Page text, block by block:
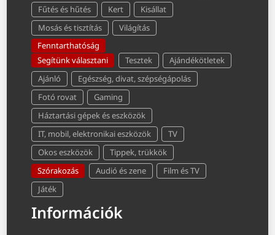
Fűtés és hűtés
Kert
Kisállat
Mosás és tisztítás
Világítás
Fenntarthatóság
Segítünk választani
Tesztek
Ajándékötletek
Ajánló
Egészség, divat, szépségápolás
Fotó rovat
Gaming
Háztartási gépek és eszközök
IT, mobil, elektronikai eszközök
TV
Okos eszközök
Tippek, trükkök
Szórakozás
Audió és zene
Film és TV
Játék
Információk